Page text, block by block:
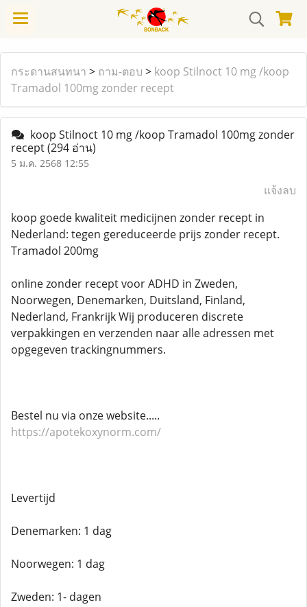
กระดานสนทนา > ถาม-ตอบ > koop Stilnoct 10 mg /koop
Tramadol 100mg zonder recept
koop Stilnoct 10 mg /koop Tramadol 100mg zonder
recept(294 อ่าน)
5 ม.ค. 2568 12:55
แจ้งลบ
koop goede kwaliteit medicijnen zonder recept in
Nederland: tegen gereduceerde prijs zonder recept.
Tramadol 200mg
online zonder recept voor ADHD in Zweden,
Noorwegen, Denemarken, Duitsland, Finland,
Nederland, Frankrijk Wij produceren discrete
verpakkingen en verzenden naar alle adressen met
opgegeven trackingnummers.
Bestel nu via onze website.....
https://apotekoxynorm.com/
Levertijd
Denemarken: 1 dag
Noorwegen: 1 dag
Zweden: 1- dagen